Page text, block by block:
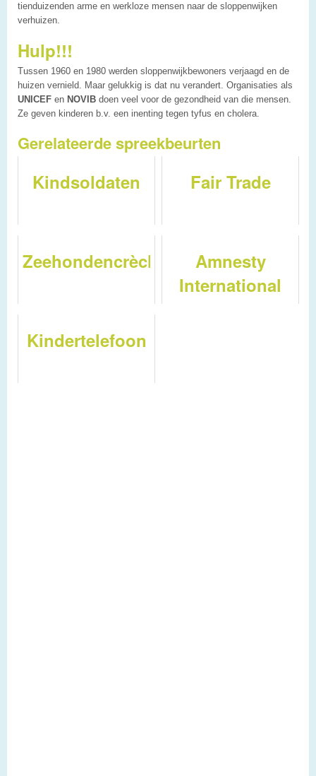
tienduizenden arme en werkloze mensen naar de sloppenwijken
verhuizen.
Hulp!!!
Tussen 1960 en 1980 werden sloppenwijkbewoners verjaagd en de
huizen vernield. Maar gelukkig is dat nu verandert. Organisaties als
UNICEF en NOVIB doen veel voor de gezondheid van die mensen.
Ze geven kinderen b.v. een inenting tegen tyfus en cholera.
Gerelateerde spreekbeurten
Kindsoldaten Fair Trade
Zeehondencrèche
Amnesty
International
Kindertelefoon